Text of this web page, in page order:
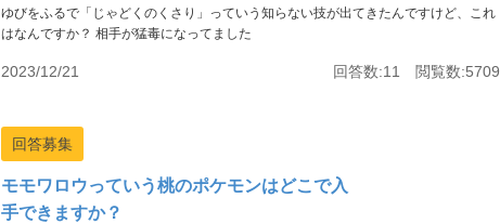
ゆびをふるで「じゃどくのくさり」っていう知らない技が出てきたんですけど、これ
はなんですか？ 相手が猛毒になってました
2023/12/21 回答数:11 閲覧数:5709
回答募集
モモワロウっていう桃のポケモンはどこで入
手できますか？